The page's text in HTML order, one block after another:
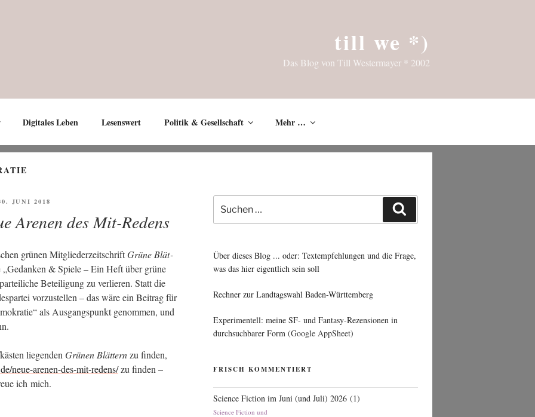
till we *)
Das Blog von Till Westermayer * 2002
Digitales Leben Lesenswert Politik & Gesellschaft Mehr …
JUNI 2018
Arenen des Mit-Redens
grü­nen Mit­glie­der­zeit­schriftGrü­ne Blät­
& Spie­le – Ein Heft über grü­ne
Betei­li­gung zu ver­lie­ren. Statt die
vor­zu­stel­len – das wäre ein Bei­trag für
als Aus­gangs­punkt genom­men, und
lie­gen­den Grü­nen Blät­ternzu fin­den,
neue-arenen-des-mit-redens/zu fin­den –
ich mich.
Suche
nach:
Über dieses Blog ... oder: Textempfehlungen und die Frage,
was das hier eigentlich sein soll
Rechner zur Landtagswahl Baden-Württemberg
Experimentell: meine SF- und Fantasy-Rezensionen in
durchsuchbarer Form (Google AppSheet)
FRISCH KOMMENTIERT
Science Fiction im Juni (und Juli) 2026 (1)
Science Fiction und